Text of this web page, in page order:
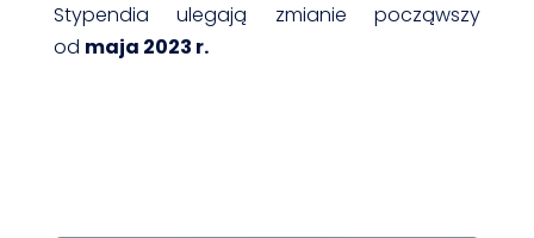
Stypendia ulegają zmianie począwszy
od maja 2023 r.